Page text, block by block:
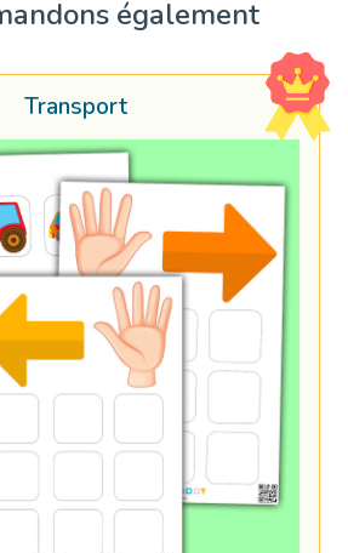
également
Transport